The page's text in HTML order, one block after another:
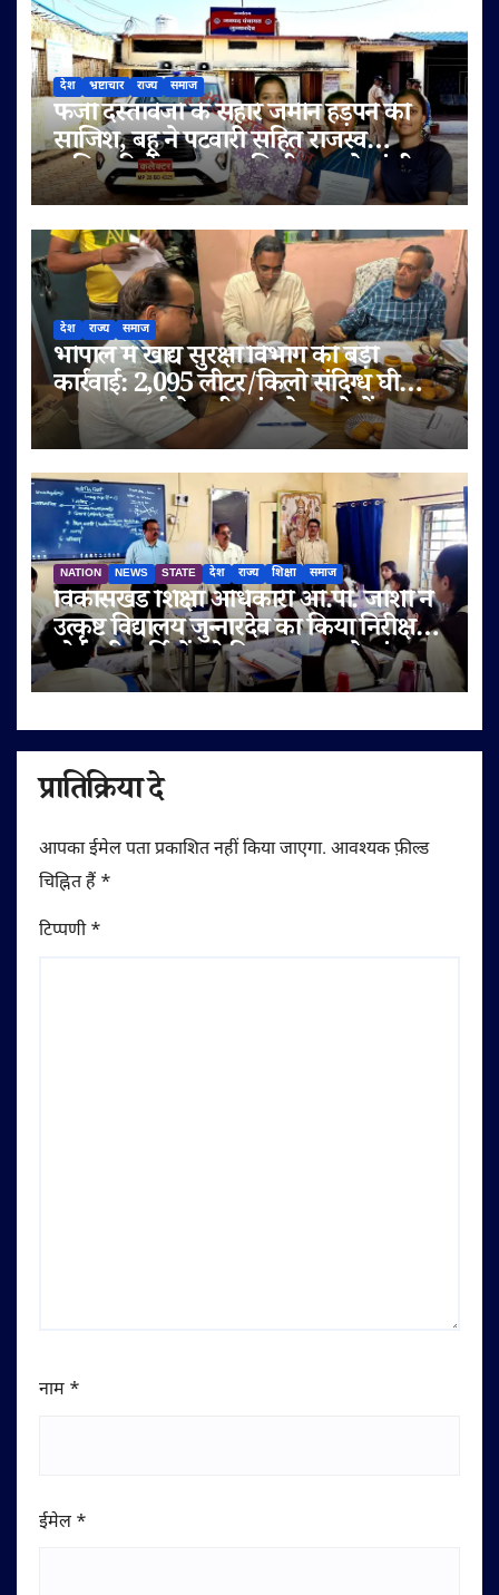
देश भ्रष्टाचार राज्य समाज
फर्जी दस्तावेजों के सहारे जमीन हड़पने की
साजिश, बहू ने पटवारी सहित राजस्व
अधिकारियों पर लगाए मिलीभगत के गंभीर
आरोप
देश राज्य समाज
भोपाल में खाद्य सुरक्षा विभाग की बड़ी
कार्रवाई: 2,095 लीटर/किलो संदिग्ध घी
जब्त, सप्लाई चेन भी जांच के दायरे में
NATION NEWS STATE देश राज्य शिक्षा समाज
विकासखंड शिक्षा अधिकारी ओ.पी. जोशी ने
उत्कृष्ट विद्यालय जुन्नारदेव का किया निरीक्षण,
बोर्ड परीक्षार्थियों को दिए सफलता के मंत्र
प्रातिक्रिया दे
आपका ईमेल पता प्रकाशित नहीं किया जाएगा. आवश्यक फ़ील्ड
चिह्नित हैं *
टिप्पणी*
नाम *
ईमेल *